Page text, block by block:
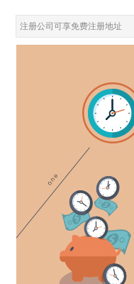
注册公司可享免费注册地址